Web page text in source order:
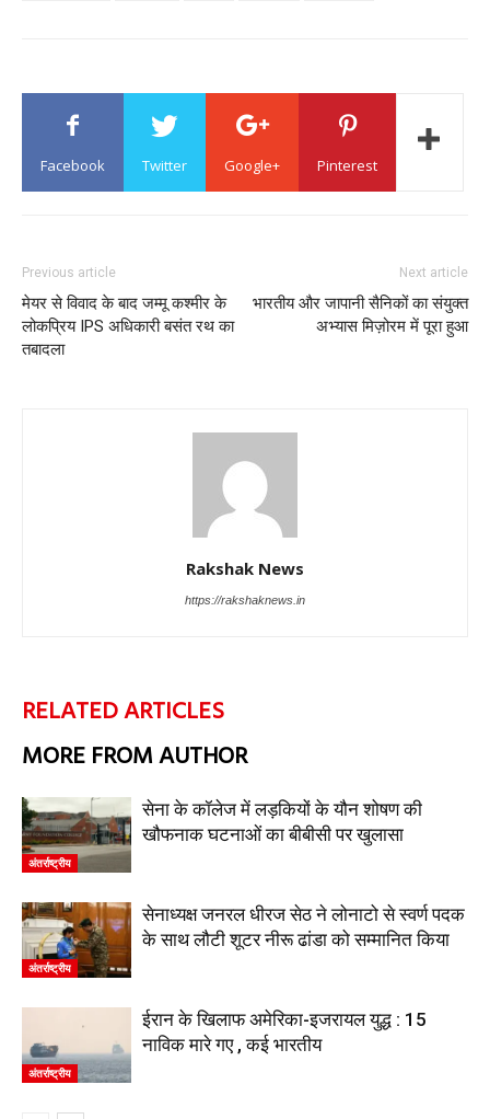
Facebook Twitter Google+ Pinterest
Previous article
मेयर से विवाद के बाद जम्मू कश्मीर के
लोकप्रिय IPS अधिकारी बसंत रथ का
तबादला
Next article
भारतीय और जापानी सैनिकों का संयुक्त
अभ्यास मिज़ोरम में पूरा हुआ
Rakshak News
https://rakshaknews.in
RELATED ARTICLES
MORE FROM AUTHOR
अंतर्राष्ट्रीय
सेना के कॉलेज में लड़कियों के यौन शोषण की
खौफनाक घटनाओं का बीबीसी पर खुलासा
अंतर्राष्ट्रीय
सेनाध्यक्ष जनरल धीरज सेठ ने लोनाटो से स्वर्ण पदक
के साथ लौटी शूटर नीरू ढांडा को सम्मानित किया
अंतर्राष्ट्रीय
ईरान के खिलाफ अमेरिका-इजरायल युद्ध : 15
नाविक मारे गए , कई भारतीय